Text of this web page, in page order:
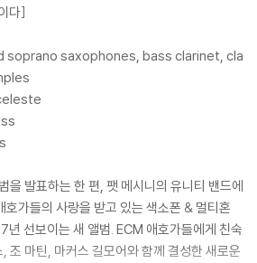
다]
soprano saxophones, bass clarinet, cla
을 발표하는 한 편, 팻 메시니의 유니티 밴드에
호가들의 사랑을 받고 있는 색소폰 & 멀티혼
년 선보이는 새 앨범. ECM 애호가들에게 친숙
조 마틴, 마커스 길모어와 함께 결성한 새로운